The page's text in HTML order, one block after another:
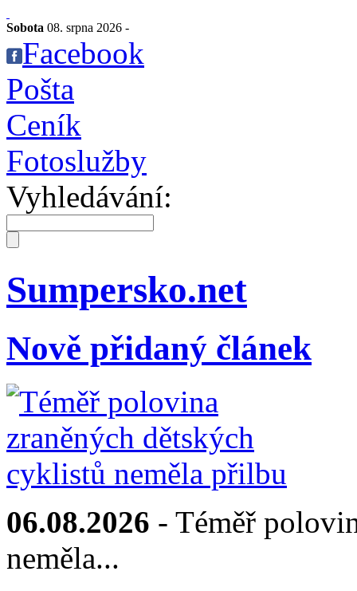
Sobota 08. srpna 2026 -
Facebook
Pošta
Ceník
Fotoslužby
Vyhledávání:
Sumpersko.net
Nově přidaný článek
06.08.2026 - Téměř
neměla...